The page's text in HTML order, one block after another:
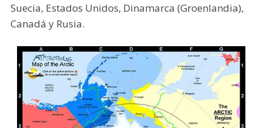
Suecia, Estados Unidos, Dinamarca (Groenlandia),
Canadá y Rusia.